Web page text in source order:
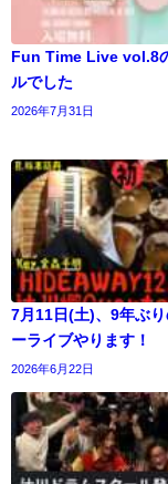
Fun Time Live vol.8
ルでした
2026年7月31日
7月11日(土)、9年ぶ
ーライブやります！
2026年6月22日